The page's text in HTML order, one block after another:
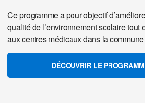
Ce programme a pour objectif
qualité de l’environnement scolaire tout
aux centres médicaux dans la commune
DÉCOUVRIR LE